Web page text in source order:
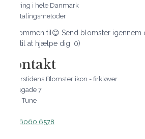
Levering i hele Danmark
Velkommen til😊 Send blomster
vildt til at hjælpe dig :0)
Kontakt
Nørregade 7
4030 Tune
(+45) 6060 6578